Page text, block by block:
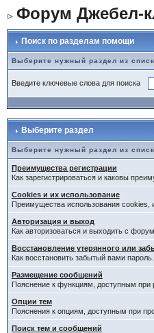
Форум Джебел-
Поиск по разделам помощи
Выберите нужный раздел из
Введите ключевые слова для поиска
Выберите раздел
Выберите нужный раздел из
Преимущества регистрации
Как зарегистрироваться и каковы
Cookies и их использование
Преимущества использования cookies,
Авторизация и выход
Как авторизоваться и выходить с
Восстановление утерянного или
Как восстановить забытый вами пароль.
Размещение сообщений
Пояснение к функциям, доступным
Опции тем
Пояснения к опциям, доступным при
Поиск тем и сообщений